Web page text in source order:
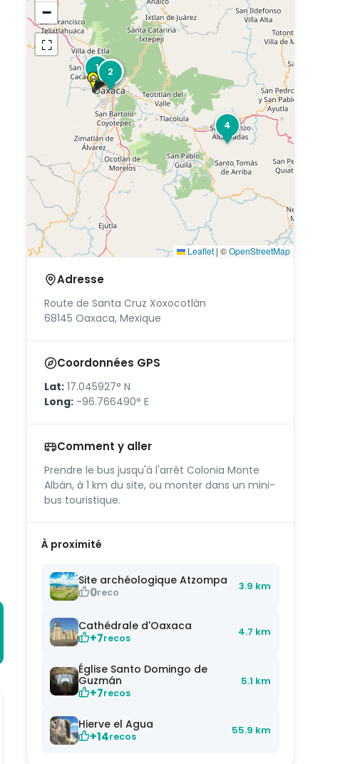
1 2
3
4
−
⛶
Leaflet | ©OpenStreetMap
Adresse
Route de Santa Cruz Xoxocotlán
68145 Oaxaca, Mexique
Coordonnées GPS
Lat: 17.045927° N
Long: -96.766490° E
Comment y aller
Prendre le bus jusqu'à l'arrêt Colonia Monte
Albán, à 1 km du site, ou monter dans un mini-
bus touristique.
À proximité
Site archéologique Atzompa
0reco 3.9 km
Cathédrale d'Oaxaca
+7recos 4.7 km
Église Santo Domingo de
Guzmán
+7recos
5.1 km
Hierve el Agua
+14recos 55.9 km